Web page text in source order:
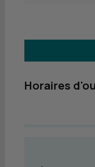
Horaires